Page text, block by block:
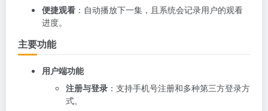
便捷观看 ：自动播放下一集，且系统会记录用户的观看
进度。
主要功能
用户端功能
注册与登录 ：支持手机号注册和多种第三方登录方
式。